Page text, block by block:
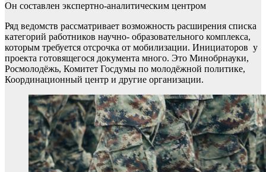
Он составлен экспертно-аналитическим центром
Ряд ведомств рассматривает возможность расширения списка
категорий работников научно- образовательного комплекса,
которым требуется отсрочка от мобилизации. Инициаторов у
проекта готовящегося документа много. Это Минобрнауки,
Росмолодёжь, Комитет Госдумы по молодёжной политике,
Координационный центр и другие организации.